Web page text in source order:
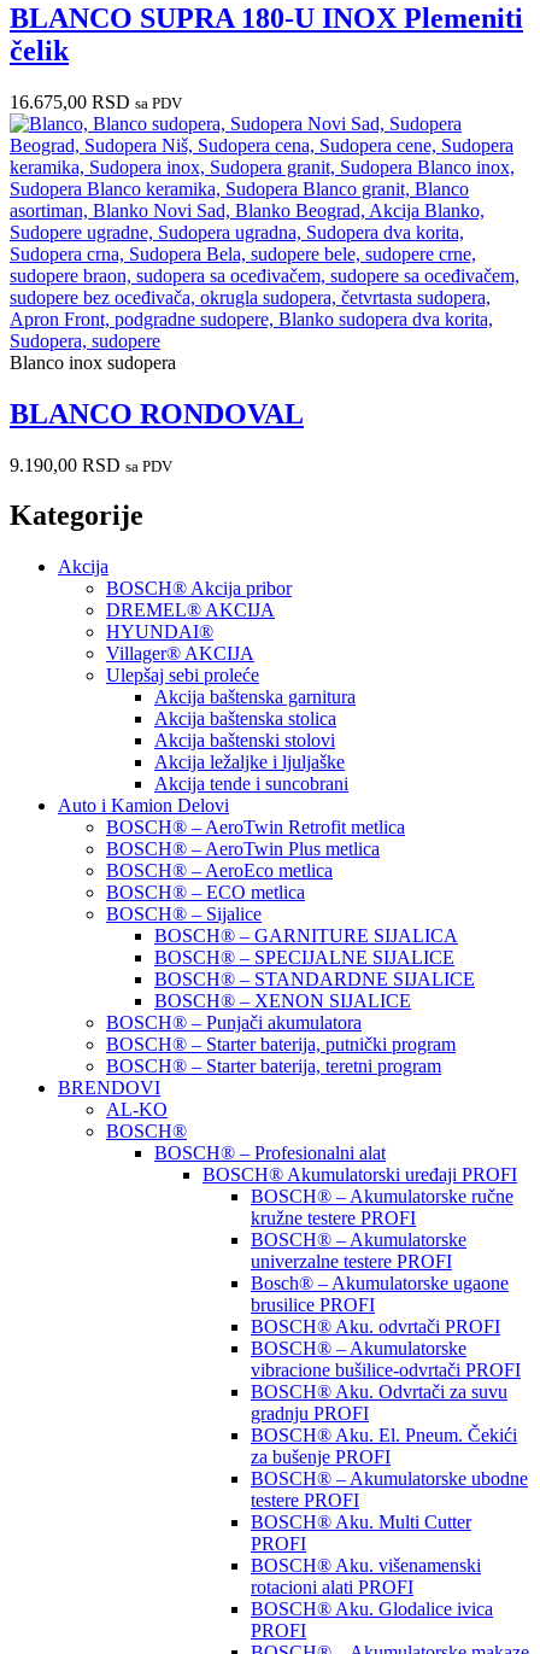
BLANCO SUPRA 180-U INOX Plemeniti
čelik
16.675,00 RSD sa PDV
Blanco inox sudopera
BLANCO RONDOVAL
9.190,00 RSD sa PDV
Kategorije
Akcija
BOSCH® Akcija pribor
DREMEL® AKCIJA
HYUNDAI®
Villager® AKCIJA
Ulepšaj sebi proleće
Akcija baštenska garnitura
Akcija baštenska stolica
Akcija baštenski stolovi
Akcija ležaljke i ljuljaške
Akcija tende i suncobrani
Auto i Kamion Delovi
BOSCH® – AeroTwin Retrofit metlica
BOSCH® – AeroTwin Plus metlica
BOSCH® – AeroEco metlica
BOSCH® – ECO metlica
BOSCH® – Sijalice
BOSCH® – GARNITURE SIJALICA
BOSCH® – SPECIJALNE SIJALICE
BOSCH® – STANDARDNE SIJALICE
BOSCH® – XENON SIJALICE
BOSCH® – Punjači akumulatora
BOSCH® – Starter baterija, putnički program
BOSCH® – Starter baterija, teretni program
BRENDOVI
AL-KO
BOSCH®
BOSCH® – Profesionalni alat
BOSCH® Akumulatorski uređaji PROFI
BOSCH® – Akumulatorske ručne
kružne testere PROFI
BOSCH® – Akumulatorske
univerzalne testere PROFI
Bosch® – Akumulatorske ugaone
brusilice PROFI
BOSCH® Aku. odvrtači PROFI
BOSCH® – Akumulatorske
vibracione bušilice-odvrtači PROFI
BOSCH® Aku. Odvrtači za suvu
gradnju PROFI
BOSCH® Aku. El. Pneum. Čekići
za bušenje PROFI
BOSCH® – Akumulatorske ubodne
testere PROFI
BOSCH® Aku. Multi Cutter
PROFI
BOSCH® Aku. višenamenski
rotacioni alati PROFI
BOSCH® Aku. Glodalice ivica
PROFI